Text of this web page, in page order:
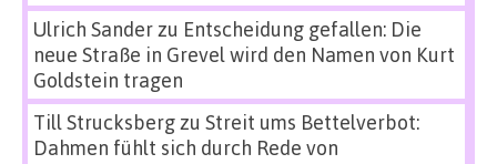
Ulrich Sanderzu Entscheidung gefallen: Die
neue Straße in Grevel wird den Namen von Kurt
Goldstein tragen
Till Strucksbergzu Streit ums Bettelverbot:
Dahmen fühlt sich durch Rede von